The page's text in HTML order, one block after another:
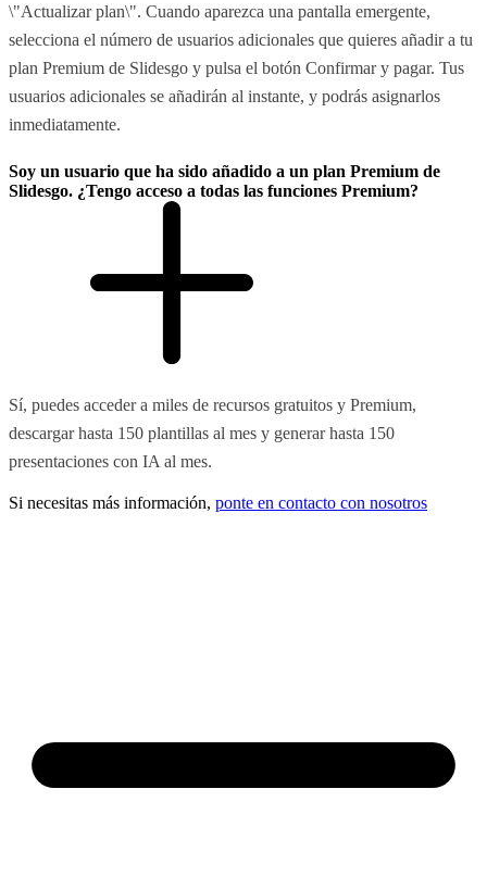
\"Actualizar plan\". Cuando aparezca una pantalla emergente,
selecciona el número de usuarios adicionales que quieres añadir a tu
plan Premium de Slidesgo y pulsa el botón Confirmar y pagar. Tus
usuarios adicionales se añadirán al instante, y podrás asignarlos
inmediatamente.
Soy un usuario que ha sido añadido a un plan Premium de
Slidesgo. ¿Tengo acceso a todas las funciones Premium?
Sí, puedes acceder a miles de recursos gratuitos y Premium,
descargar hasta 150 plantillas al mes y generar hasta 150
presentaciones con IA al mes.
Si necesitas más información, ponte en contacto con nosotros